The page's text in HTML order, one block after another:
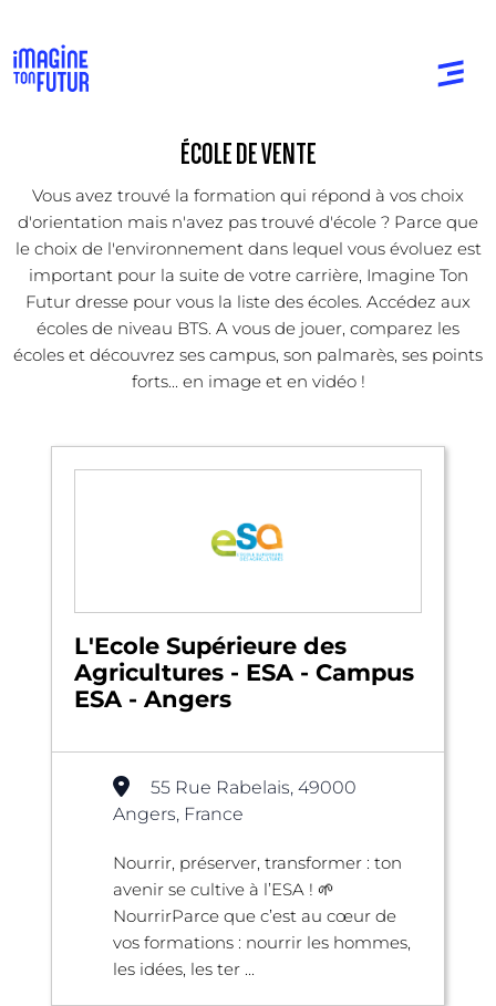
ÉCOLE DE VENTE
Vous avez trouvé la formation qui répond à vos choix
d'orientation mais n'avez pas trouvé d'école ? Parce que
le choix de l'environnement dans lequel vous évoluez est
important pour la suite de votre carrière, Imagine Ton
Futur dresse pour vous la liste des écoles. Accédez aux
écoles de niveau BTS. A vous de jouer, comparez les
écoles et découvrez ses campus, son palmarès, ses points
forts... en image et en vidéo !
L'Ecole Supérieure des
Agricultures - ESA - Campus
ESA - Angers
55 Rue Rabelais, 49000
Angers, France
Nourrir, préserver, transformer : ton
avenir se cultive à l’ESA ! 🌱
NourrirParce que c’est au cœur de
vos formations : nourrir les hommes,
les idées, les ter ...